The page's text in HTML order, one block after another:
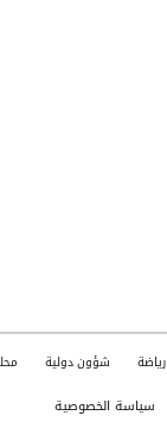
رياضة شؤون دولية
سياسة الخصوصية